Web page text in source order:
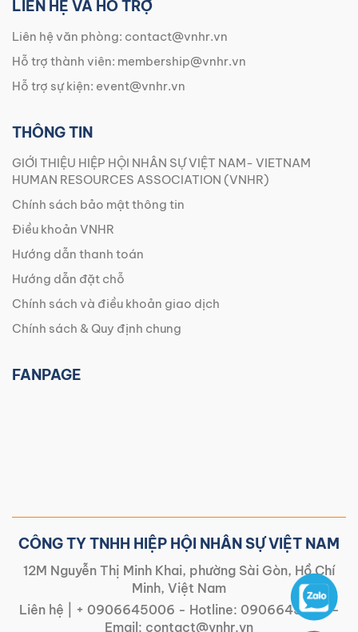
LIÊN HỆ VÀ HỖ TRỢ
Liên hệ văn phòng: contact@vnhr.vn
Hỗ trợ thành viên: membership@vnhr.vn
Hỗ trợ sự kiện: event@vnhr.vn
THÔNG TIN
GIỚI THIỆU HIỆP HỘI NHÂN SỰ VIỆT NAM- VIETNAM
HUMAN RESOURCES ASSOCIATION (VNHR)
Chính sách bảo mật thông tin
Điều khoản VNHR
Hướng dẫn thanh toán
Hướng dẫn đặt chỗ
Chính sách và điều khoản giao dịch
Chính sách & Quy định chung
FANPAGE
CÔNG TY TNHH HIỆP HỘI NHÂN SỰ VIỆT NAM
12M Nguyễn Thị Minh Khai, phường Sài Gòn, Hồ Chí
Minh, Việt Nam
Liên hệ |
+ 0906645006 - Hotline: 0906645006-
Email: contact@vnhr.vn